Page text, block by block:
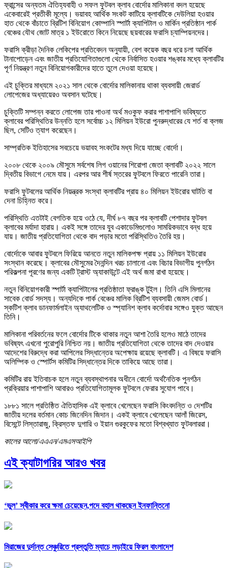
ফ্রান্সের অন্যতম ঐতিহ্যবাহী ও সফল ফুটবল ক্লাব বোর্দোর মালিকানা বদল হয়েছে
একেবারেই প্রতীকী মূল্যে। ভয়াবহ আর্থিক সংকট কাটিয়ে ক্লাবটিকে দেউলিয়া হওয়ার
হাত থেকে বাঁচাতে ব্রিটিশ বিনিয়োগ কোম্পানি স্পার্টা ক্যাপিটাল ও মার্কিন প্রতিষ্ঠান পার্ক
বেঞ্চের যৌথ জোট মাত্র ১ ইউরোতে কিনে নিয়েছে ছয়বারের ফরাসি চ্যাম্পিয়নদের।
ফরাসি ক্রীড়া দৈনিক লেকিপের প্রতিবেদন অনুযায়ী, বেশ কয়েক বছর ধরে চলা আর্থিক
টানাপোড়েন এবং জাতীয় প্রতিযোগিতাগুলো থেকে নির্বাসিত হওয়ার শঙ্কার মধ্যে ক্লাবটির
পূর্ণ নিয়ন্ত্রণ নতুন বিনিয়োগকারীদের হাতে তুলে দেওয়া হয়েছে।
এই চুক্তির মাধ্যমে ২০২১ সাল থেকে বোর্দোর মালিকানায় থাকা ব্যবসায়ী জেরার্ড
লোপেজের অধ্যায়েরও অবসান ঘটেছে।
চুক্তিটি সম্পন্ন করতে লোপেজ তার পাওনা অর্থ মওকুফ করার পাশাপাশি ভবিষ্যতে
ক্লাবের পরিস্থিতির উন্নতি হলে সর্বোচ্চ ১২ মিলিয়ন ইউরো পুনরুদ্ধারের যে শর্ত বা ক্লজ
ছিল, সেটিও ত্যাগ করেছেন।
সাম্প্রতিক ইতিহাসের সবচেয়ে ভয়াবহ সংকটের মধ্য দিয়ে যাচ্ছে বোর্দো।
২০০৮ থেকে ২০০৯ মৌসুমে সর্বশেষ লিগ ওয়ানের শিরোপা জেতা ক্লাবটি ২০২২ সালে
দ্বিতীয় বিভাগে নেমে যায়। এরপর আর শীর্ষ স্তরের ফুটবলে ফিরতে পারেনি তারা।
ফরাসি ফুটবলের আর্থিক নিয়ন্ত্রক সংস্থা ক্লাবটির প্রায় ৪০ মিলিয়ন ইউরোর ঘাটতি বা
দেনা চিহ্নিত করে।
পরিস্থিতি এতটাই বেগতিক হয়ে ওঠে যে, দীর্ঘ ৮৭ বছর পর ক্লাবটি পেশাদার ফুটবল
ক্লাবের মর্যাদা হারায়। একই সঙ্গে তাদের যুব একাডেমিগুলোও সাময়িকভাবে বন্ধ হয়ে
যায়। জাতীয় প্রতিযোগিতা থেকে বাদ পড়ার মতো পরিস্থিতিও তৈরি হয়।
বোর্দোকে আবার ফুটবলে ফিরিয়ে আনতে নতুন মালিকপক্ষ প্রায় ১১ মিলিয়ন ইউরোর
সংস্থান করেছে। ক্লাবের মৌসুমের দৈনন্দিন খরচ চালানো এবং বিচার বিভাগীয় পুনর্গঠন
পরিকল্পনা পূরণের জন্য একটি ট্রাস্ট অ্যাকাউন্টে এই অর্থ জমা রাখা হয়েছে।
নতুন বিনিয়োগকারী স্পার্টা ক্যাপিটালের প্রতিষ্ঠাতা ফ্রাঙ্ক টুইল। তিনি এসি মিলানের
সাবেক বোর্ড সদস্য। অন্যদিকে পার্ক বেঞ্চের মালিক ব্রিটিশ ব্যবসায়ী জেমস বোর্ড।
স্কটিশ ক্লাব ডানফার্মলাইন অ্যাথলেটিক ও স্প্যানিশ ক্লাব কর্দোবার সঙ্গেও যুক্ত আছেন
তিনি।
মালিকানা পরিবর্তনের ফলে বোর্দোর টিকে থাকার নতুন আশা তৈরি হলেও মাঠে তাদের
ভবিষ্যৎ এখনো পুরোপুরি নিশ্চিত নয়। জাতীয় প্রতিযোগিতা থেকে তাদের বাদ দেওয়ার
আদেশের বিরুদ্ধে করা আপিলের সিদ্ধান্তের অপেক্ষায় রয়েছে ক্লাবটি। এ বিষয়ে ফরাসি
অলিম্পিক ও স্পোর্টস কমিটির সিদ্ধান্তের দিকে তাকিয়ে আছে তারা।
কমিটির রায় ইতিবাচক হলে নতুন ব্যবস্থাপনার অধীনে বোর্দো অর্থনৈতিক পুনর্গঠন
প্রক্রিয়ার পাশাপাশি আবারও প্রতিযোগিতামূলক ফুটবলে ফেরার সুযোগ পাবে।
১৮৮১ সালে প্রতিষ্ঠিত ঐতিহাসিক এই ক্লাবে খেলেছেন ফরাসি কিংবদন্তি ও দেশটির
জাতীয় দলের বর্তমান কোচ জিনেদিন জিদান। একই ক্লাবে খেলেছেন আলাঁ জিরেস,
বিসেন্টে লিস্তারাজু, ক্রিস্তফ দুগারি ও ইয়ান গুরকুফের মতো বিশ্বখ্যাত ফুটবলাররা।
কালের আলো/এএএন/এমএসআইপি
এই ক্যাটাগরির আরও খবর
‘ভুল’ স্বীকার করে ক্ষমা চেয়েছেন,পদে বহাল থাকছেন ইনফান্তিনো
মিরাজের দুর্দান্ত সেঞ্চুরিতে প্রস্তুতি ম্যাচে লড়াইয়ে ফিরল বাংলাদেশ